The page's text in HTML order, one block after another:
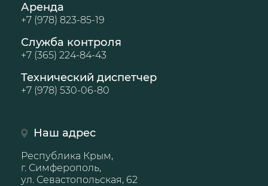
Аренда
+7 (978) 823-85-19
Служба контроля
+7 (365) 224-84-43
Технический диспетчер
+7 (978) 530-06-80
Наш адрес
Республика Крым,
г. Симферополь,
ул. Севастопольская, 62